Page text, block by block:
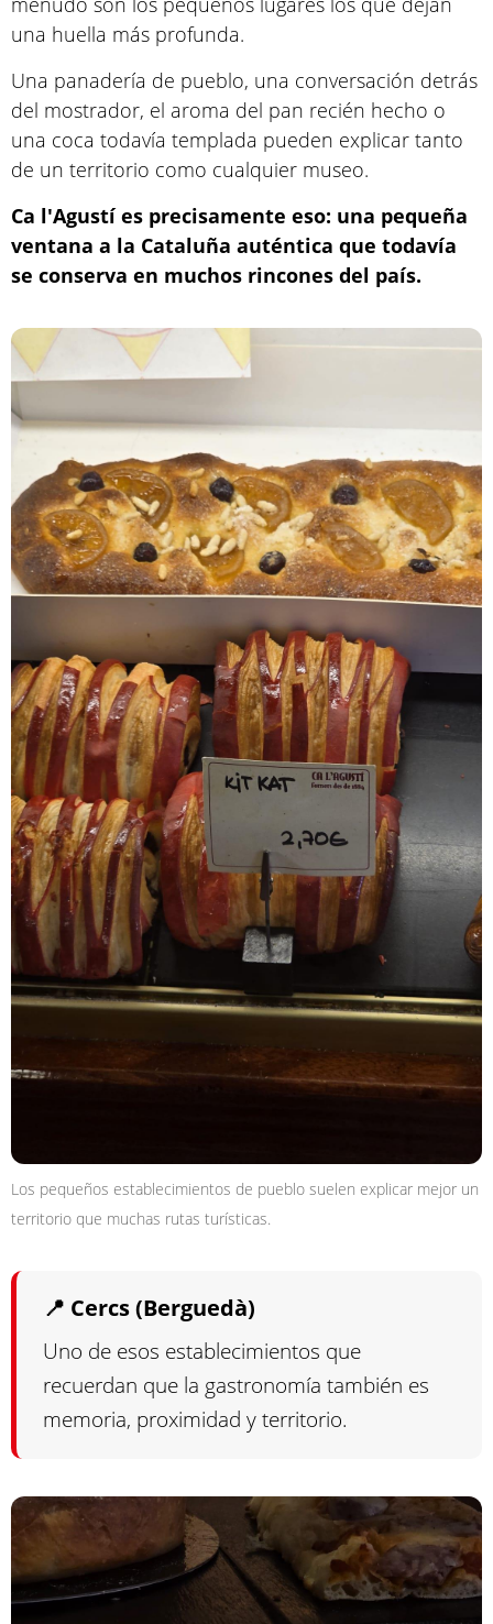
una huella más profunda.
Una panadería de pueblo, una conversación detrás
del mostrador, el aroma del pan recién hecho o
una coca todavía templada pueden explicar tanto
de un territorio como cualquier museo.
Ca l'Agustí es precisamente eso: una pequeña
ventana a la Cataluña auténtica que todavía
se conserva en muchos rincones del país.
Los pequeños establecimientos de pueblo suelen explicar mejor un
territorio que muchas rutas turísticas.
📍 Cercs (Berguedà)
Uno de esos establecimientos que
recuerdan que la gastronomía también es
memoria, proximidad y territorio.